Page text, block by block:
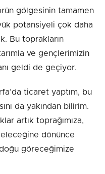
gölgesinin tamamen
potansiyeli çok daha
Bu toprakların
ve gençlerimizin
geldi de geçiyor.
ticaret yaptım, bu
da yakından bilirim.
artık toprağımıza,
dönünce
göreceğimize